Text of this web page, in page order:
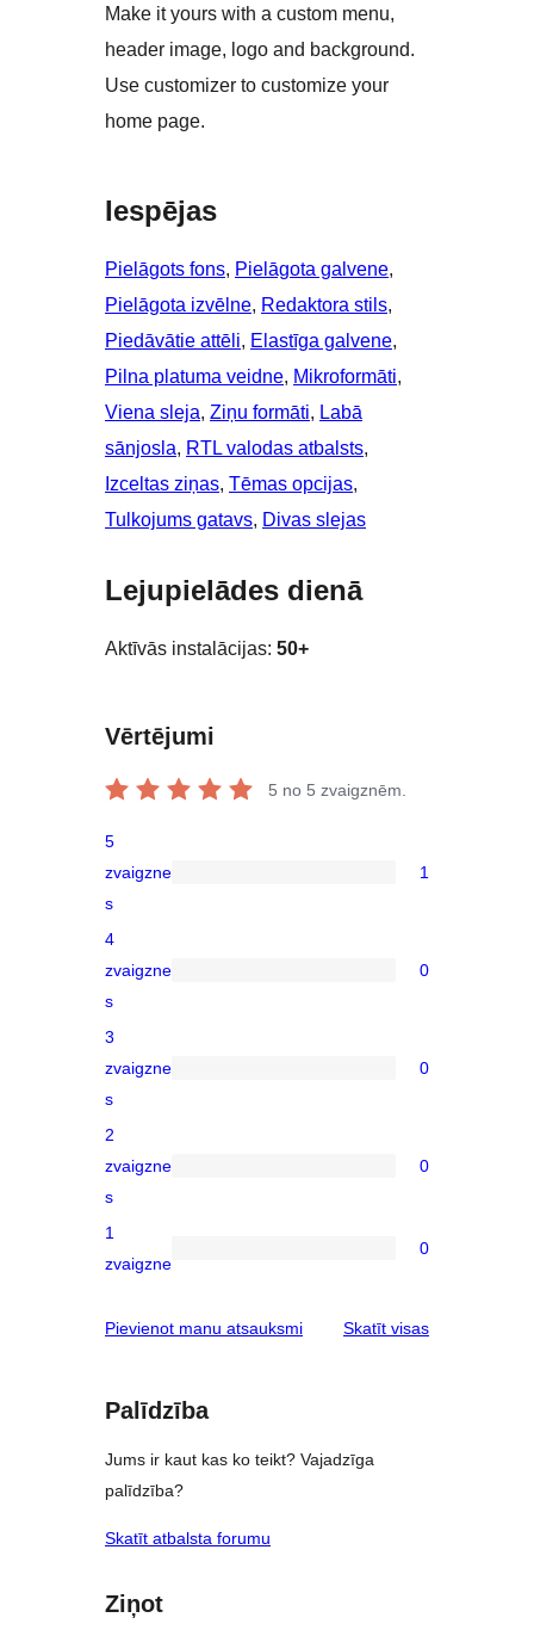
Make it yours with a custom menu,
header image, logo and background.
Use customizer to customize your
home page.
Iespējas
Pielāgots fons, Pielāgota galvene
Pielāgota izvēlne, Redaktora stils
Piedāvātie attēli, Elastīga galvene
Pilna platuma veidne, Mikroformāti
Viena sleja, Ziņu formāti, Labā
sānjosla, RTL valodas atbalsts
Izceltas ziņas, Tēmas opcijas
Tulkojums gatavs, Divas slejas
Lejupielādes dienā
Aktīvās instalācijas: 50+
Vērtējumi
5 no 5 zvaigznēm.
star
review
5
zvaigzne
s
1
star
reviews
4
zvaigzne
s
0
star
reviews
3
zvaigzne
s
0
star
reviews
2
zvaigzne
s
0
0
star
1
zvaigzne
0
Pievienot manu atsauksmi Skatīt visasatsauksmes
Palīdzība
Jums ir kaut kas ko teikt? Vajadzīga
palīdzība?
Skatīt atbalsta forumu
Ziņot